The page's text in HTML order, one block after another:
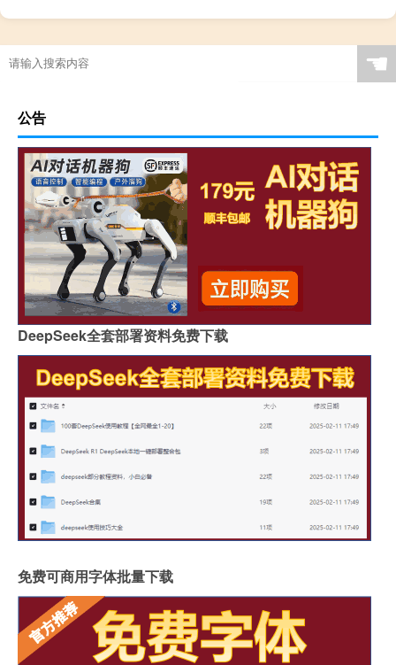
☚
公告
DeepSeek全套部署资料免费下载
免费可商用字体批量下载